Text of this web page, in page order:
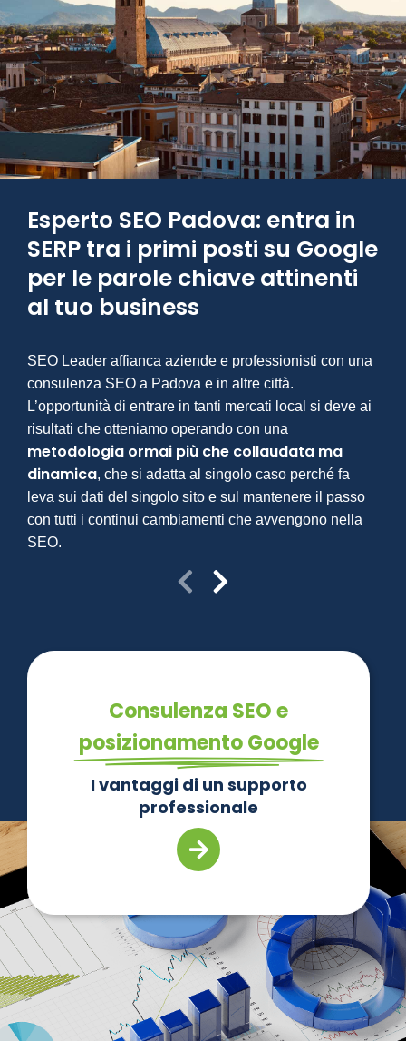
Esperto SEO Padova: entra in
SERP tra i primi posti su Google
per le parole chiave attinenti
al tuo business
SEO Leader affianca aziende e professionisti con una
consulenza SEO a Padova e in altre città.
L’opportunità di entrare in tanti mercati local si deve ai
risultati che otteniamo operando con una
metodologia ormai più che collaudata ma
dinamica, che si adatta al singolo caso perché fa
leva sui dati del singolo sito e sul mantenere il passo
con tutti i continui cambiamenti che avvengono nella
SEO.
Consulenza SEO e
posizionamento Google
I vantaggi di un supporto
professionale